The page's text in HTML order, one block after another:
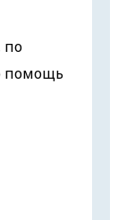
по
помощь